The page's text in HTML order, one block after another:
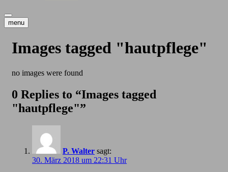
menu
Images tagged "hautpflege"
no images were found
0 Replies to “Images tagged
"hautpflege"”
P. Walter sagt:
30. März 2018 um 22:31 Uhr